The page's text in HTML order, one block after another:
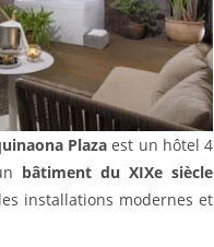
Plaza est un hôtel 4
bâtiment du XIXe siècle
installations modernes et